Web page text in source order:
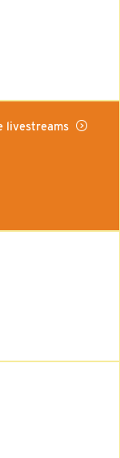
livestreams